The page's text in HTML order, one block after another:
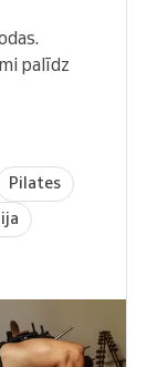
palīdz
Pilates